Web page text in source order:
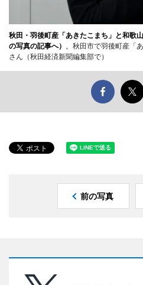
秋田・羽後町産「あきたこまち」と和歌
の写真の記事へ） 。秋田市で羽後町産「
さん（秋田経済新聞編集部で）
前の写真